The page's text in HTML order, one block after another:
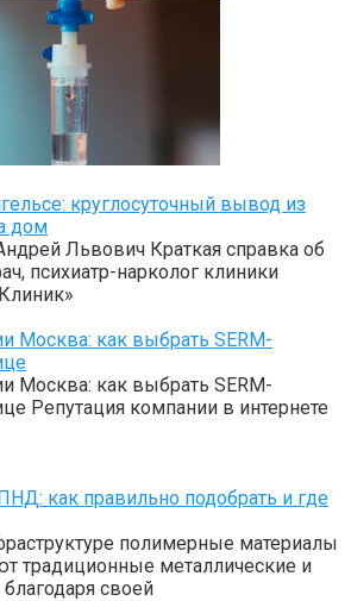
круглосуточный вывод из
дом
Львович Краткая справка об
психиатр-нарколог клиники
Москва: как выбрать SERM-
Москва: как выбрать SERM-
Репутация компании в интернете
как правильно подобрать и где
полимерные материалы
традиционные металлические и
своей